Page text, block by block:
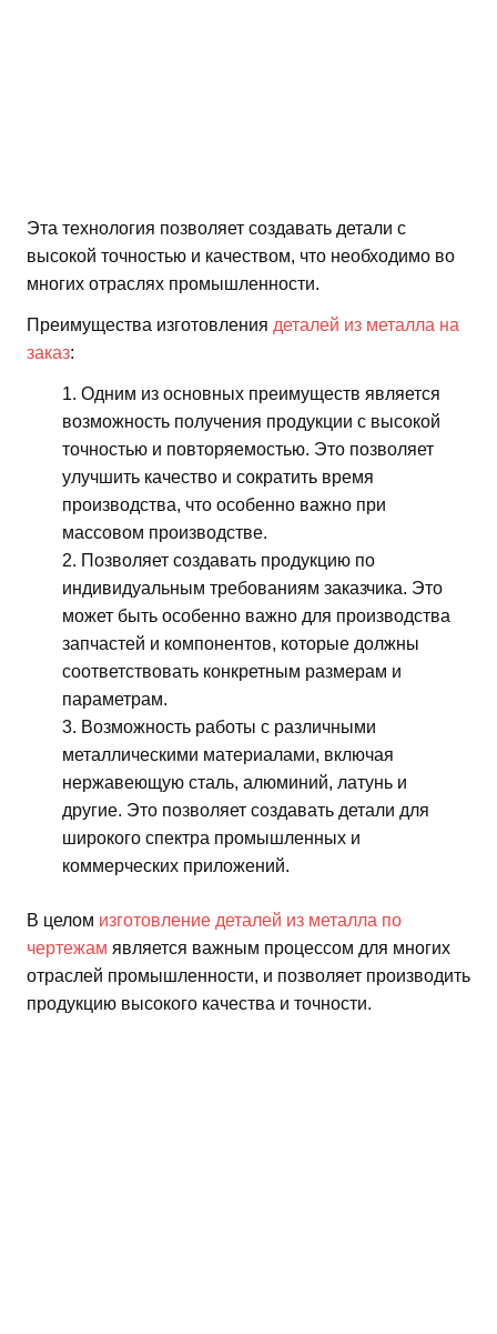
Эта технология позволяет создавать детали с
высокой точностью и качеством, что необходимо во
многих отраслях промышленности.
Преимущества изготовления деталей из металла на
заказ:
Одним из основных преимуществ является
возможность получения продукции с высокой
точностью и повторяемостью. Это позволяет
улучшить качество и сократить время
производства, что особенно важно при
массовом производстве.
Позволяет создавать продукцию по
индивидуальным требованиям заказчика. Это
может быть особенно важно для производства
запчастей и компонентов, которые должны
соответствовать конкретным размерам и
параметрам.
Возможность работы с различными
металлическими материалами, включая
нержавеющую сталь, алюминий, латунь и
другие. Это позволяет создавать детали для
широкого спектра промышленных и
коммерческих приложений.
В целом изготовление деталей из металла по
чертежам является важным процессом для многих
отраслей промышленности, и позволяет производить
продукцию высокого качества и точности.